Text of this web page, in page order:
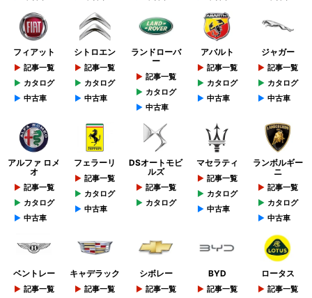
フィアット
記事一覧
カタログ
中古車
シトロエン
記事一覧
カタログ
中古車
ランドローバ
ー
記事一覧
カタログ
中古車
アバルト
記事一覧
カタログ
中古車
ジャガー
記事一覧
カタログ
中古車
アルファ ロメ
オ
記事一覧
カタログ
中古車
フェラーリ
記事一覧
カタログ
中古車
DSオートモビ
ルズ
記事一覧
カタログ
マセラティ
記事一覧
カタログ
中古車
ランボルギー
ニ
記事一覧
カタログ
中古車
ベントレー
記事一覧
キャデラック
記事一覧
シボレー
記事一覧
BYD
記事一覧
ロータス
記事一覧